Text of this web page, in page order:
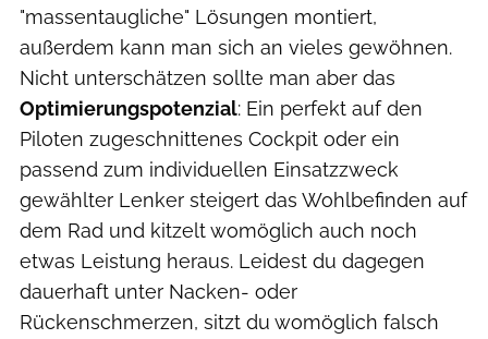
"massentaugliche" Lösungen montiert,
außerdem kann man sich an vieles gewöhnen.
Nicht unterschätzen sollte man aber das
Optimierungspotenzial: Ein perfekt auf den
Piloten zugeschnittenes Cockpit oder ein
passend zum individuellen Einsatzzweck
gewählter Lenker steigert das Wohlbefinden auf
dem Rad und kitzelt womöglich auch noch
etwas Leistung heraus. Leidest du dagegen
dauerhaft unter Nacken- oder
Rückenschmerzen, sitzt du womöglich falsch